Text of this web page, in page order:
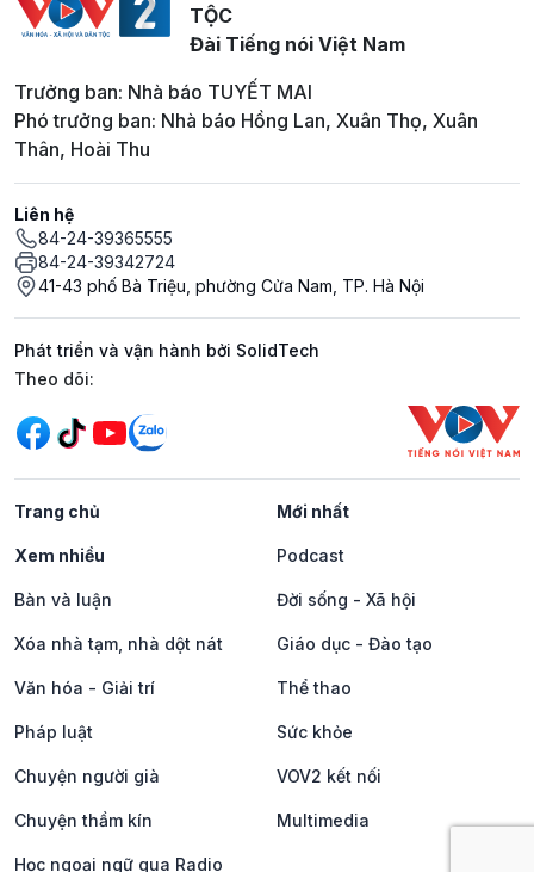
TỘC
Đài Tiếng nói Việt Nam
Trưởng ban: Nhà báo TUYẾT MAI
Phó trưởng ban: Nhà báo Hồng Lan, Xuân Thọ, Xuân
Thân, Hoài Thu
Liên hệ
84-24-39365555
84-24-39342724
41-43 phố Bà Triệu, phường Cửa Nam, TP. Hà Nội
Phát triển và vận hành bởi SolidTech
Mạng xã hội
Theo dõi:
Trang chủ Mới nhất
Xem nhiều Podcast
Bàn và luận Đời sống - Xã hội
Xóa nhà tạm, nhà dột nát Giáo dục - Đào tạo
Văn hóa - Giải trí Thể thao
Pháp luật Sức khỏe
Chuyện người già VOV2 kết nối
Chuyện thầm kín Multimedia
Học ngoại ngữ qua Radio